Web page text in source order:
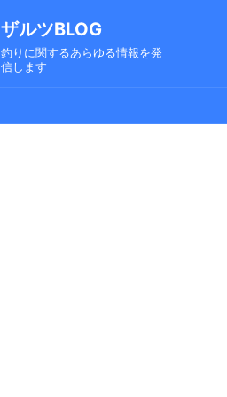
ザルツBLOG
釣りに関するあらゆる情報を発
信します